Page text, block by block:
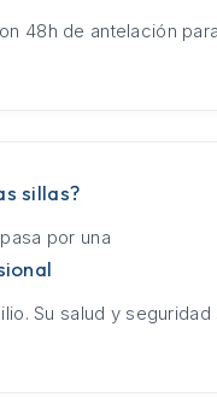
48h de antelación
sillas?
por una
Su salud y seguridad